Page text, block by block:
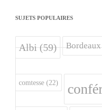
SUJETS POPULAIRES
Albi(59) Bordeaux
comtesse (22)